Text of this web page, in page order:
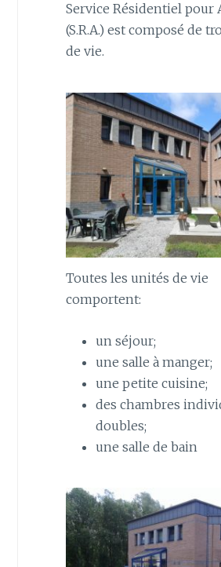
Service Résidentiel pour
(S.R.A.) est composé de
de vie.
Toutes les unités de vie
comportent:
un séjour;
une salle à manger;
une petite cuisine;
des chambres
doubles;
une salle de bain